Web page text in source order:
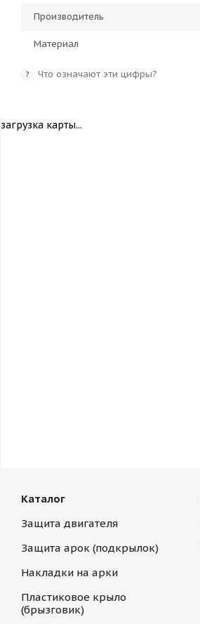
Производитель
Материал
? Что означают эти цифры?
загрузка карты...
Каталог
Защита двигателя
Защита арок (подкрылок)
Накладки на арки
Пластиковое крыло
(брызговик)